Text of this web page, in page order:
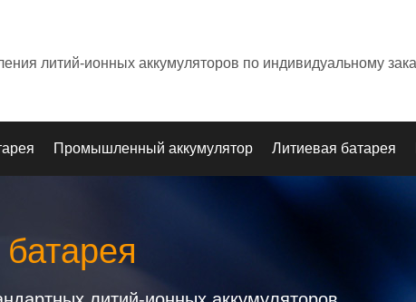
литий-ионных аккумуляторов по индивидуальному
Промышленный аккумулятор Литиевая батарея